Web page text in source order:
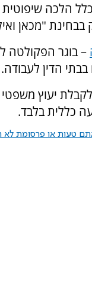
הלכה
בבחינת "מכאן
– בוגר הפקולטה
בבתי הדין לעבודה.
יעוץ משפטי
כללית בלבד.
טעות או פרסומת לא